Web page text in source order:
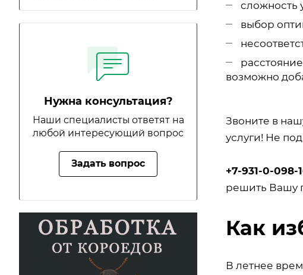
сложность
выбор
возможно
Звоните в
услуги! Не
+7-931-0-098-
решить Вашу
Как
В летнее
Нужна консультация?
Наши специалисты ответят на
любой интересующий вопрос
Задать вопрос